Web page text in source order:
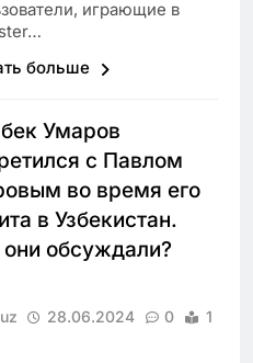
играющие в
больше
Умаров
с Павлом
во время его
в Узбекистан.
они обсуждали?
28.06.2024 0
1